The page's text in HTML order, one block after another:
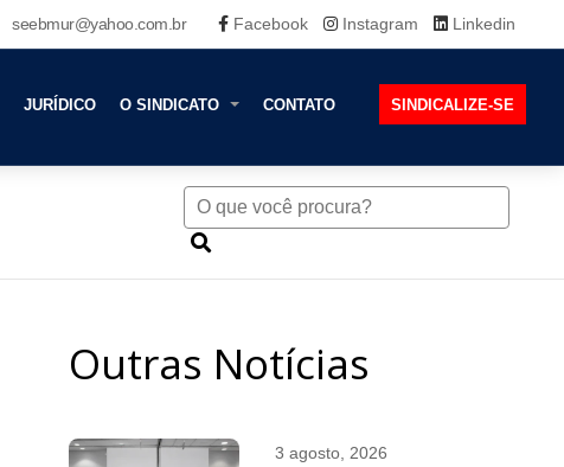
seebmur@yahoo.com.br Facebook Instagram Linkedin
JURÍDICO O SINDICATO CONTATO SINDICALIZE-SE
Outras Notícias
3 agosto, 2026